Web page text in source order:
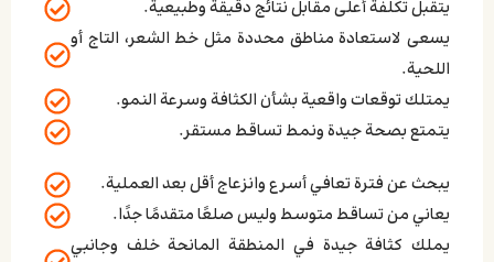
يتقبل تكلفة أعلى مقابل نتائج دقيقة وطبيعية.
يسعى لاستعادة مناطق محددة مثل خط الشعر، التاج أو
اللحية.
يمتلك توقعات واقعية بشأن الكثافة وسرعة النمو.
يتمتع بصحة جيدة ونمط تساقط مستقر.
يبحث عن فترة تعافي أسرع وانزعاج أقل بعد العملية.
يعاني من تساقط متوسط وليس صلعًا متقدمًا جدًا.
يملك كثافة جيدة في المنطقة المانحة خلف وجانبي